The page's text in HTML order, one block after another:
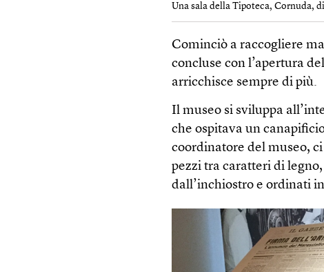
Una sala della Tipoteca, Cornuda,
Cominciò a raccogliere
concluse con l’apertura
arricchisce sempre di più.
Il museo si sviluppa
che ospitava un
coordinatore del museo,
pezzi tra caratteri di
dall’inchiostro e ordinati